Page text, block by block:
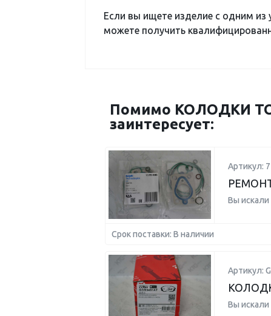
Если вы ищете изделие с одним
можете получить
Помимо КОЛОДКИ
заинтересует:
Артикул:
Вы искали
Срок поставки: В наличии
Артикул:
Вы искали